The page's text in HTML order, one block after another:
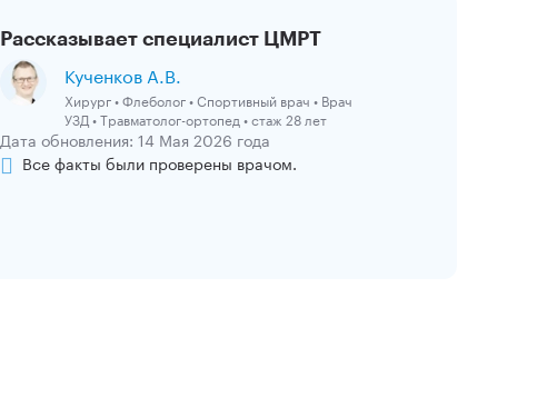
Рассказывает специалист ЦМРТ
Кученков А.В.
Хирург • Флеболог • Спортивный врач • Врач
УЗД • Травматолог-ортопед • стаж 28 лет
Дата обновления: 14 Мая 2026 года
Все факты были проверены врачом.